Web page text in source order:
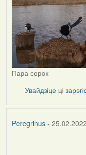
Пара сорок
Увайдзіце ці
Peregrinus-